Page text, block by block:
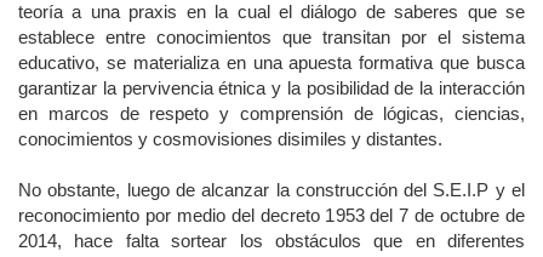
teoría a una praxis en la cual el diálogo de saberes que se
establece entre conocimientos que transitan por el sistema
educativo, se materializa en una apuesta formativa que busca
garantizar la pervivencia étnica y la posibilidad de la interacción
en marcos de respeto y comprensión de lógicas, ciencias,
conocimientos y cosmovisiones disimiles y distantes.
No obstante, luego de alcanzar la construcción del S.E.I.P y el
reconocimiento por medio del decreto 1953 del 7 de octubre de
2014, hace falta sortear los obstáculos que en diferentes